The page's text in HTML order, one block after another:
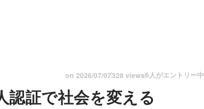
on 2026/07/07328 views6人がエントリー中
認証で社会を変える